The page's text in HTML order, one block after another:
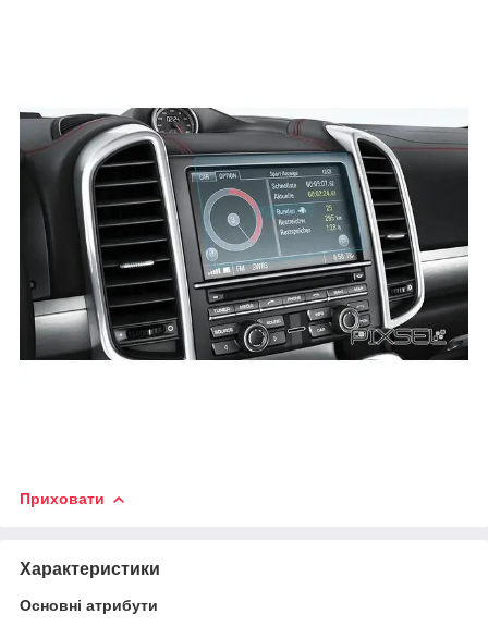
Приховати
Характеристики
Основні атрибути